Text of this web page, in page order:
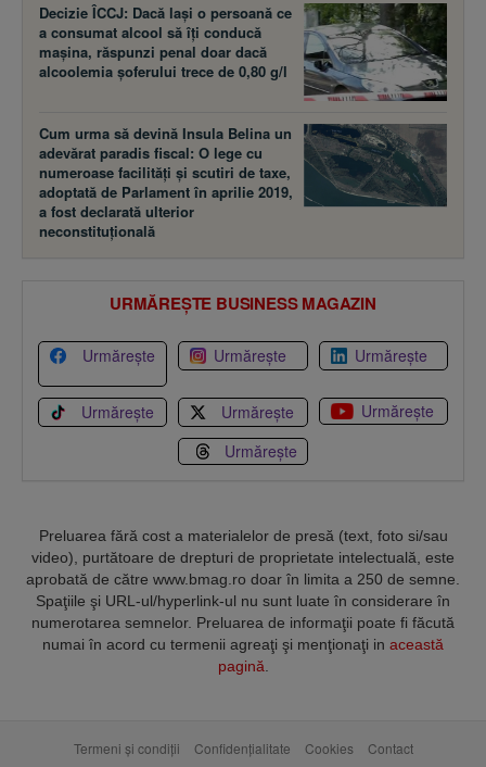
Decizie ÎCCJ: Dacă laşi o persoană ce
a consumat alcool să îţi conducă
maşina, răspunzi penal doar dacă
alcoolemia şoferului trece de 0,80 g/l
Cum urma să devină Insula Belina un
adevărat paradis fiscal: O lege cu
numeroase facilităţi şi scutiri de taxe,
adoptată de Parlament în aprilie 2019,
a fost declarată ulterior
neconstituţională
URMĂREȘTE BUSINESS MAGAZIN
Urmărește Urmărește Urmărește
Urmărește Urmărește
Urmărește
Urmărește
Preluarea fără cost a materialelor de presă (text, foto si/sau
video), purtătoare de drepturi de proprietate intelectuală, este
aprobată de către www.bmag.ro doar în limita a 250 de semne.
Spaţiile şi URL-ul/hyperlink-ul nu sunt luate în considerare în
numerotarea semnelor. Preluarea de informaţii poate fi făcută
numai în acord cu termenii agreaţi şi menţionaţi in această
pagină.
Termeni și condiții Confidențialitate Cookies Contact